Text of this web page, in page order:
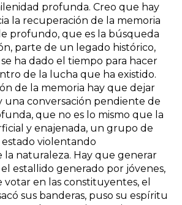
profunda. Creo que hay
la recuperación de la memoria
profundo, que es la búsqueda
parte de un legado histórico,
ha dado el tiempo para hacer
de la lucha que ha existido.
de la memoria hay que dejar
una conversación pendiente de
que no es lo mismo que la
y enajenada, un grupo de
violentando
naturaleza. Hay que generar
el estallido generado por jóvenes,
votar en las constituyentes, el
sus banderas, puso su espíritu